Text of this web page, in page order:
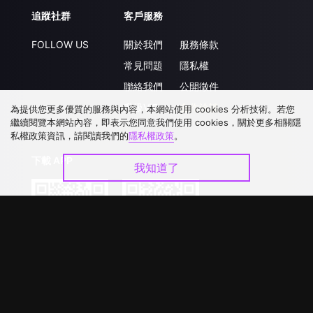
追蹤社群
FOLLOW US
客戶服務
關於我們
常見問題
聯絡我們
升級VIP
服務條款
隱私權
公開徵件
合作洽談
為提供您更多優質的服務與內容，本網站使用 cookies 分析技術。若您
繼續閱覽本網站內容，即表示您同意我們使用 cookies，關於更多相關隱
私權政策資訊，請閱讀我們的隱私權政策。
我知道了